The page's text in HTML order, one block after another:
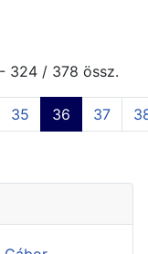
324 / 378 össz.
35 36 37